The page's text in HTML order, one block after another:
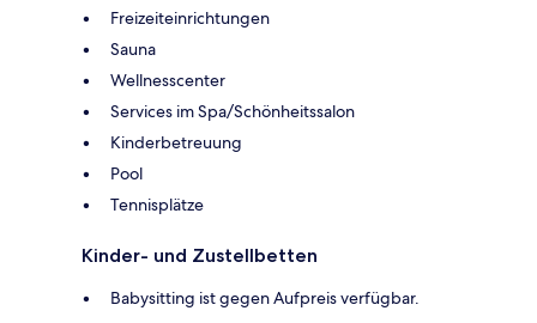
Freizeiteinrichtungen
Sauna
Wellnesscenter
Services im Spa/Schönheitssalon
Kinderbetreuung
Pool
Tennisplätze
Kinder- und Zustellbetten
Babysitting ist gegen Aufpreis verfügbar.